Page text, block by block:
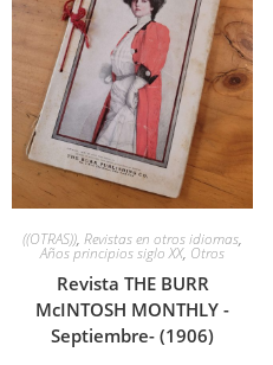
((OTRAS)), Revistas en otros idiomas,
Años principios siglo XX, Otros
Revista THE BURR
McINTOSH MONTHLY -
Septiembre- (1906)